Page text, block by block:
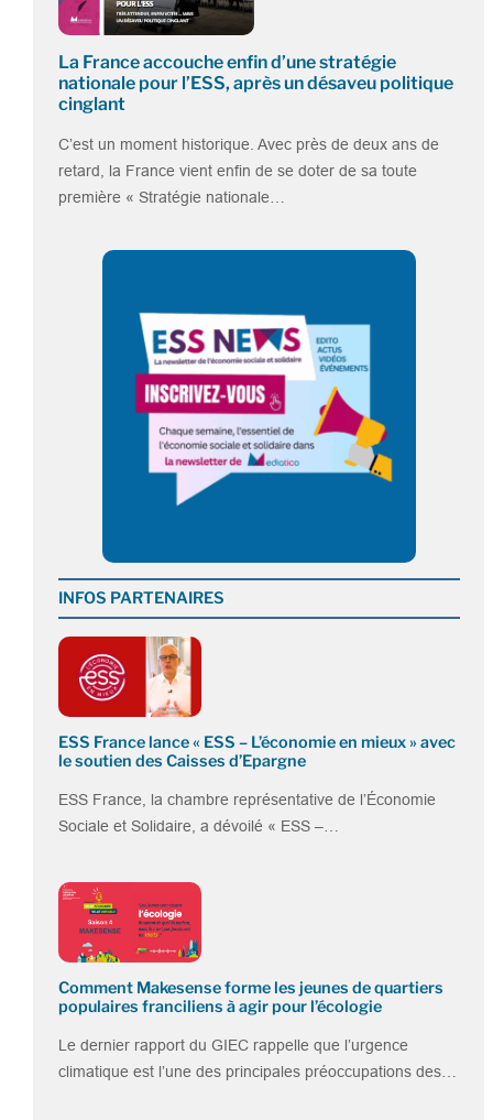
La France accouche enfin d’une stratégie
nationale pour l’ESS, après un désaveu politique
cinglant
C’est un moment historique. Avec près de deux ans de
retard, la France vient enfin de se doter de sa toute
première « Stratégie nationale…
INFOS PARTENAIRES
ESS France lance « ESS – L’économie en mieux » avec
le soutien des Caisses d’Epargne
ESS France, la chambre représentative de l’Économie
Sociale et Solidaire, a dévoilé « ESS –…
Comment Makesense forme les jeunes de quartiers
populaires franciliens à agir pour l’écologie
Le dernier rapport du GIEC rappelle que l’urgence
climatique est l’une des principales préoccupations des…